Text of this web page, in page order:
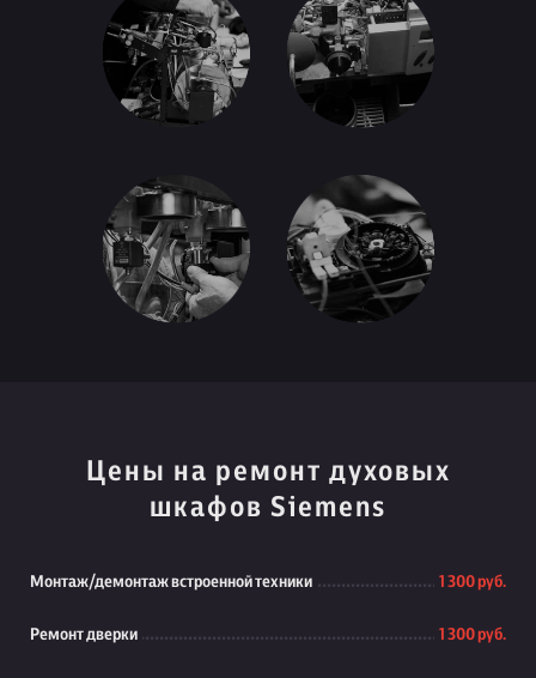
Цены на ремонт духовых
шкафов Siemens
Монтаж/демонтаж встроенной техники 1 300 руб.
Ремонт дверки 1 300 руб.